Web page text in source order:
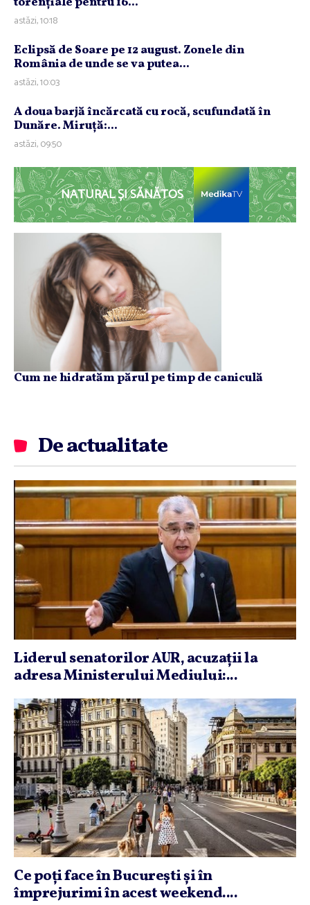
astăzi, 10:18
Eclipsă de Soare pe 12 august. Zonele din
România de unde se va putea...
astăzi, 10:03
A doua barjă încărcată cu rocă, scufundată în
Dunăre. Miruţă:...
astăzi, 09:50
NATURAL ȘI SĂNĂTOS
Cum ne hidratăm părul pe timp de caniculă
De actualitate
Liderul senatorilor AUR, acuzaţii la
adresa Ministerului Mediului:...
Ce poţi face în Bucureşti şi în
împrejurimi în acest weekend....